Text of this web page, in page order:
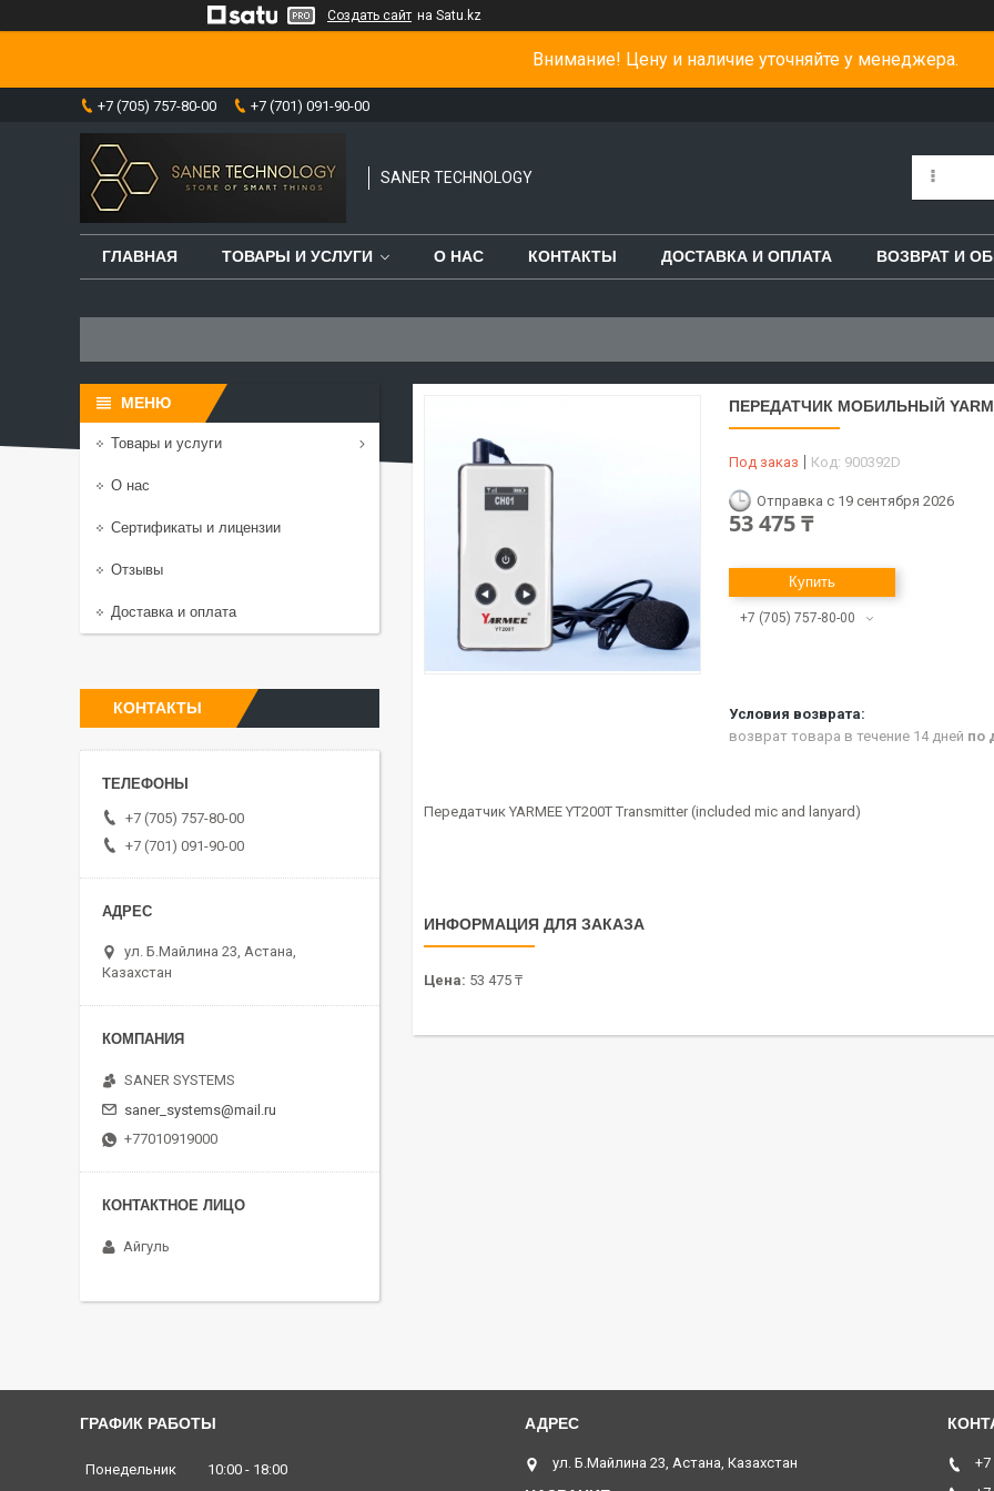
Создать сайт на Satu.kz
Внимание! Цену и наличие уточняйте у менеджера.
+7 (705) 757-80-00 +7 (701) 091-90-00
SANER TECHNOLOGY
ГЛАВНАЯ ТОВАРЫ И УСЛУГИ О НАС КОНТАКТЫ ДОСТАВКА И ОПЛАТА ВОЗВРАТ И
ПЕРЕДАТЧИК МОБИЛЬНЫЙ
Под заказ Код: 900392D
Отправка с 19 сентября 2026
53 475 ₸
Купить
+7 (705) 757-80-00
возврат товара в течение 14 дней по
Передатчик YARMEE YT200T Transmitter (included mic and lanyard)
ИНФОРМАЦИЯ ДЛЯ ЗАКАЗА
Цена: 53 475 ₸
Товары и услуги
О нас
Сертификаты и лицензии
Отзывы
Доставка и оплата
КОНТАКТЫ
+7 (705) 757-80-00
+7 (701) 091-90-00
ул. Б.Майлина 23, Астана,
Казахстан
SANER SYSTEMS
saner_systems@mail.ru
+77010919000
Айгуль
ГРАФИК РАБОТЫ
Понедельник 10:00 18:00 ул. Б.Майлина 23, Астана, Казахстан
+7